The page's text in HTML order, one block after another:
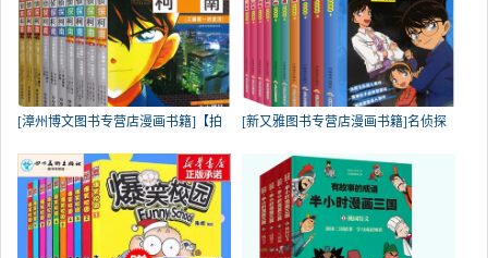
[漳州博文图书专营店漫画书籍]【拍 [新又雅图书专营店漫画书籍]名侦探